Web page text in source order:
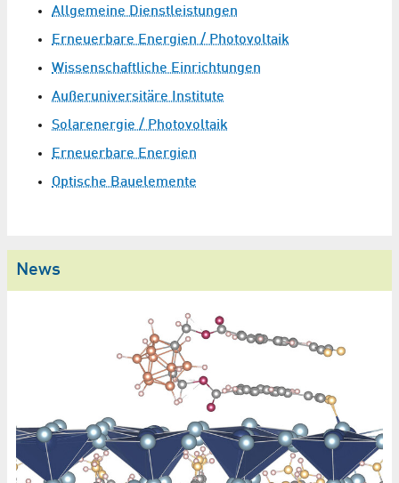
Allgemeine Dienstleistungen
Erneuerbare Energien / Photovoltaik
Wissenschaftliche Einrichtungen
Außeruniversitäre Institute
Solarenergie / Photovoltaik
Erneuerbare Energien
Optische Bauelemente
News